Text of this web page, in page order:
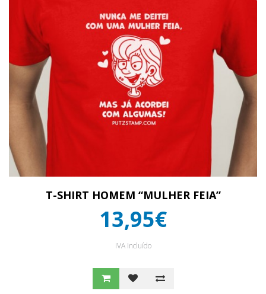
T-SHIRT HOMEM “MULHER FEIA”
13,95€
IVA Incluído